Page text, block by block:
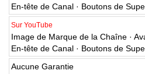
En-tête de Canal · Boutons de
Sur YouTube
Image de Marque de la Chaîne ·
En-tête de Canal · Boutons de
Aucune Garantie